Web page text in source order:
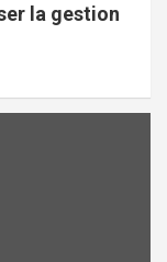
la gestion